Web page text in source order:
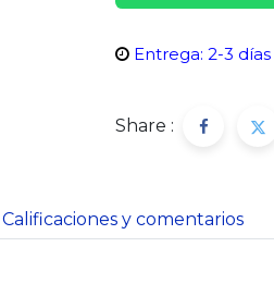
Entrega: 2-3
Share :
Calificaciones y comentarios